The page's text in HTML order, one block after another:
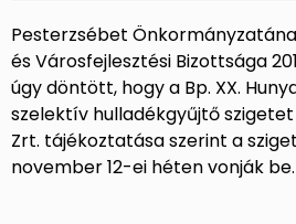
Pesterzsébet
és Városfejlesztési Bizottsága
úgy döntött, hogy a Bp. XX.
szelektív hulladékgyűjtő szigetet
Zrt. tájékoztatása szerint a
november 12-ei héten vonják be.